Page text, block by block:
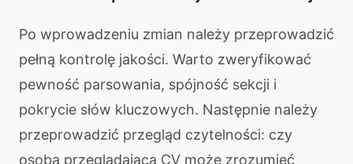
Po wprowadzeniu zmian należy przeprowadzić
pełną kontrolę jakości. Warto zweryfikować
pewność parsowania, spójność sekcji i
pokrycie słów kluczowych. Następnie należy
przeprowadzić przegląd czytelności: czy
osoba przeglądająca CV może zrozumieć